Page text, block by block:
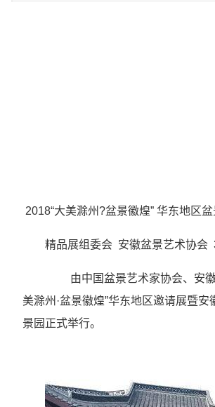
2018“大美滁州?盆景徽煌” 华东地区
精品展组委会 安徽盆景艺术协会
由中国盆景艺术家协会、安徽
美滁州·盆景徽煌”华东地区邀请展暨
景园正式举行。